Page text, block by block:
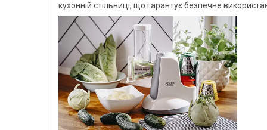
кухонній стільниці, що гарантує безпечне